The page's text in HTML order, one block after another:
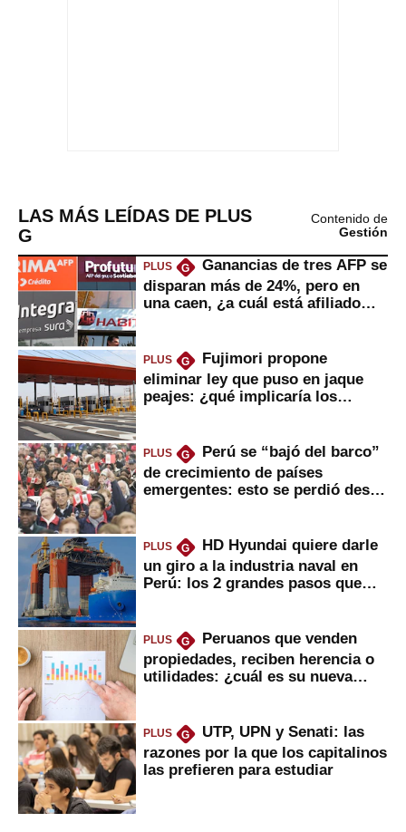
LAS MÁS LEÍDAS DE PLUS
G
Contenido de
Gestión
PLUS G
Ganancias de tres AFP se
disparan más de 24%, pero en
una caen, ¿a cuál está afiliado
PLUS G
Fujimori propone
eliminar ley que puso en jaque
peajes: ¿qué implicaría los
PLUS G
Perú se “bajó del barco”
de crecimiento de países
emergentes: esto se perdió desde
PLUS G
HD Hyundai quiere darle
un giro a la industria naval en
Perú: los 2 grandes pasos que
PLUS G
Peruanos que venden
propiedades, reciben herencia o
utilidades: ¿cuál es su nueva
PLUS G
UTP, UPN y Senati: las
razones por la que los capitalinos
las prefieren para estudiar